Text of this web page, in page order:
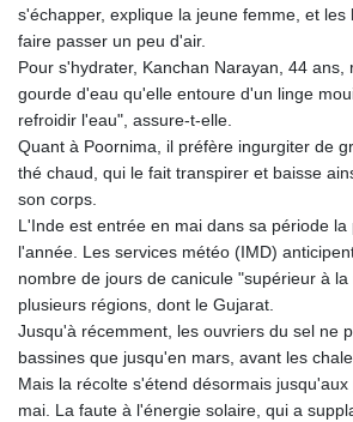
s'échapper, explique la jeune femme, et
faire passer un peu d'air.
Pour s'hydrater, Kanchan Narayan, 44 ans,
gourde d'eau qu'elle entoure d'un linge
refroidir l'eau", assure-t-elle.
Quant à Poornima, il préfère ingurgiter de
thé chaud, qui le fait transpirer et baisse
son corps.
L'Inde est entrée en mai dans sa période la
l'année. Les services météo (IMD)
nombre de jours de canicule "supérieur à
plusieurs régions, dont le Gujarat.
Jusqu'à récemment, les ouvriers du sel ne
bassines que jusqu'en mars, avant les
Mais la récolte s'étend désormais
mai. La faute à l'énergie solaire, qui a